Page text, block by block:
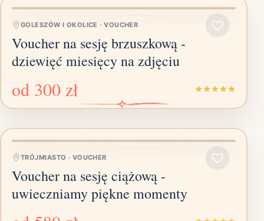
GOLESZÓW I OKOLICE ·VOUCHER
Voucher na sesję brzuszkową -
dziewięć miesięcy na zdjęciu
od 300 zł
TRÓJMIASTO · VOUCHER
Voucher na sesję ciążową -
uwieczniamy piękne momenty